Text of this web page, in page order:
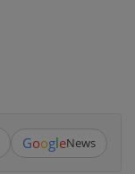
GoogleNews